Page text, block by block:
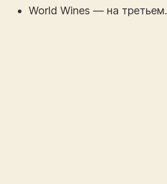
World Wines — на третьем.